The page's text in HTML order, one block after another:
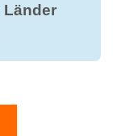
Länder